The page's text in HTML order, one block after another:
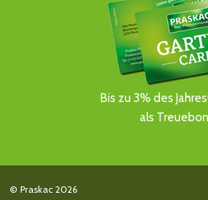
Bis zu 3% des
als
© Praskac 2026